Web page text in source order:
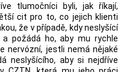
tlumočníci byli, jak říkají,
cit pro to, co jejich klienti
že v případě, kdy neslyšící
požádá ho, aby mu rychle
nervózní, jestli nemá nějaké
neslyšícího, aby si nejdříve